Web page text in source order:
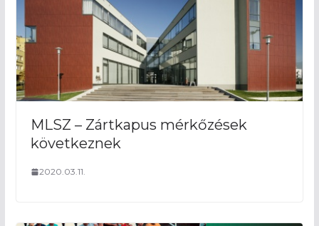
MLSZ – Zártkapus mérkőzések
következnek
2020.03.11.